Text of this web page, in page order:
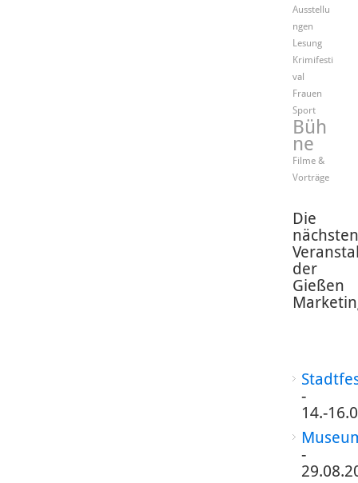
Ausstellu
ngen
Lesung
Krimifesti
val
Frauen
Sport
Büh
ne
Filme &
Vorträge
Die
nächsten
der
Gießen
-
14.-
-